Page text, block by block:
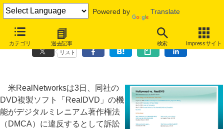
Powered by Translate
カテゴリ 過去記事 検索 Impressサイト
RealNetworksがDVD複製ソフトの販売終了、米国映画協会と和解で
リスト
米RealNetworksは3日、同社の
DVD複製ソフト「RealDVD」の機
能がデジタルミレニアム著作権法
（DMCA）に違反するとして訴訟